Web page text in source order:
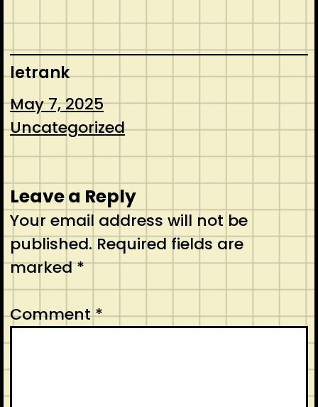
letrank
May 7, 2025
Uncategorized
Leave a Reply
Your email address will not be
published.Required fields are
marked*
Comment*